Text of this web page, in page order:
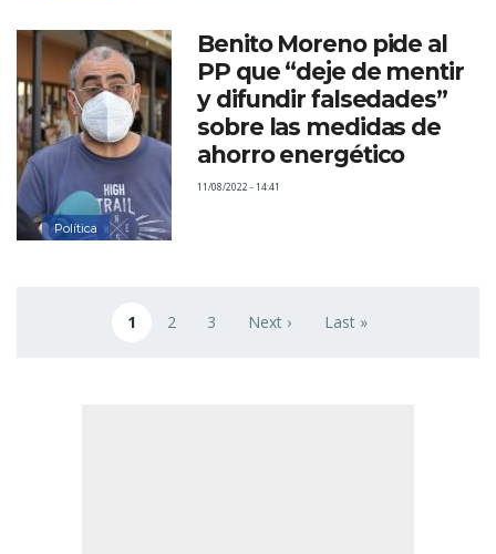
Política
Benito Moreno pide al
PP que “deje de mentir
y difundir falsedades”
sobre las medidas de
ahorro energético
11/08/2022 - 14:41
Página actual
1 Page
2 Page
3 Siguiente página
Next › Última página
Last »